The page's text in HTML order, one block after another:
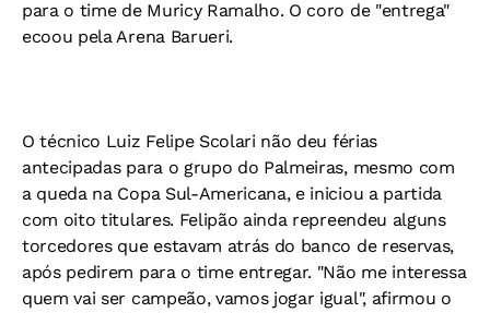
para o time de Muricy Ramalho. O coro de "entrega"
ecoou pela Arena Barueri.
O técnico Luiz Felipe Scolari não deu férias
antecipadas para o grupo do Palmeiras, mesmo com
a queda na Copa Sul-Americana, e iniciou a partida
com oito titulares. Felipão ainda repreendeu alguns
torcedores que estavam atrás do banco de reservas,
após pedirem para o time entregar. "Não me interessa
quem vai ser campeão, vamos jogar igual", afirmou o